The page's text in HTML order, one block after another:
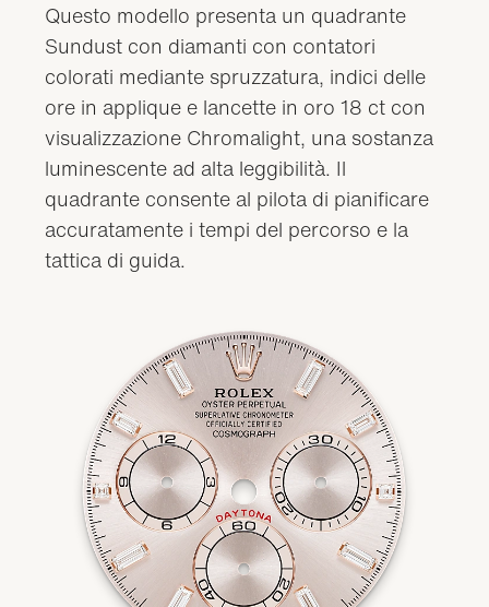
Questo modello presenta un quadrante
Sundust con diamanti con contatori
colorati mediante spruzzatura, indici delle
ore in applique e lancette in oro 18 ct con
visualizzazione Chromalight, una sostanza
luminescente ad alta leggibilità. Il
quadrante consente al pilota di pianificare
accuratamente i tempi del percorso e la
tattica di guida.